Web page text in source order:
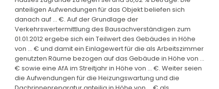
anteiligen Aufwendungen für das Objekt beliefen sich
danach auf ... €. Auf der Grundlage der
Verkehrswertermittlung des Bausachverständigen zum
01.01.2012 ergebe sich ein Teilwert des Gebäudes in Höhe
von ... € und damit ein Einlagewert für die als Arbeitszimmer
genutzten Räume bezogen auf das Gebäude in Höhe von ...
€ sowie eine AfA im Streitjahr in Höhe von ... €. Weiter seien
die Aufwendungen für die Heizungswartung und die